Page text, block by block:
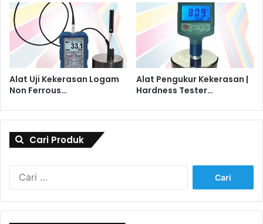
Alat Uji Kekerasan Logam
Non Ferrous…
Alat Pengukur Kekerasan |
Hardness Tester…
Cari Produk